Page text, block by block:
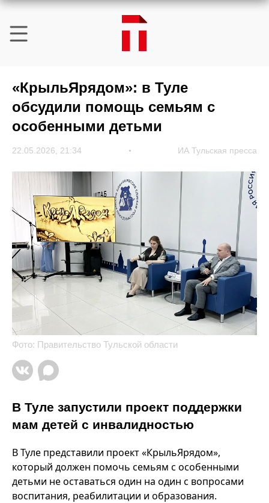
«КрыльЯрядом»: в Туле
обсудили помощь семьям с
особенными детьми
22.05.2026, 21:34 ИА Тульская пресса
Фото: Правительство Тульской области
В Туле запустили проект поддержки
мам детей с инвалидностью
В Туле представили проект «КрыльЯрядом»,
который должен помочь семьям с особенными
детьми не оставаться один на один с вопросами
воспитания, реабилитации и образования.